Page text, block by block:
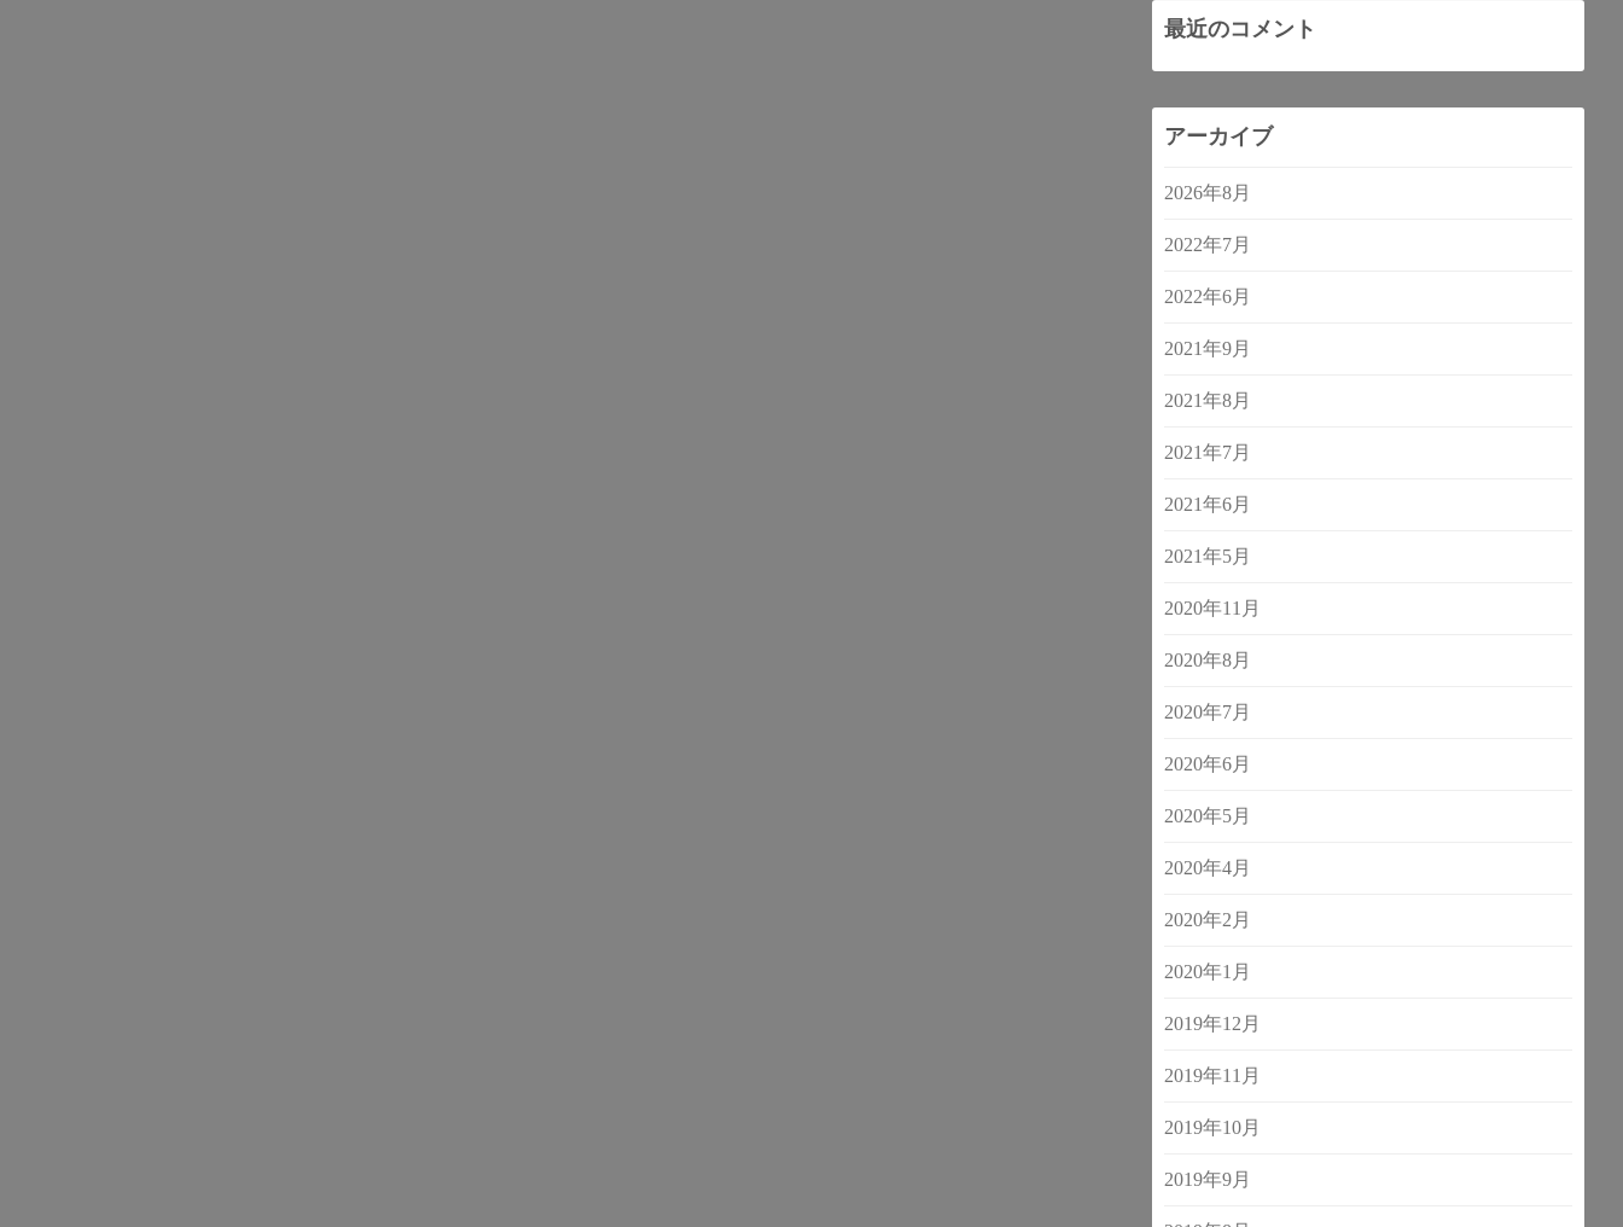
最近のコメント
アーカイブ
2026年8月
2022年7月
2022年6月
2021年9月
2021年8月
2021年7月
2021年6月
2021年5月
2020年11月
2020年8月
2020年7月
2020年6月
2020年5月
2020年4月
2020年2月
2020年1月
2019年12月
2019年11月
2019年10月
2019年9月